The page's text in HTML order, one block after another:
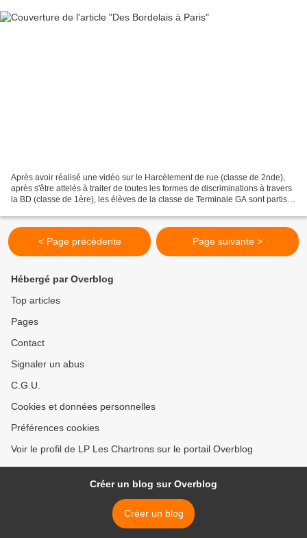
Après avoir réalisé une vidéo sur le Harcèlement de rue (classe de 2nde),
après s'être attelés à traiter de toutes les formes de discriminations à travers
la BD (classe de 1ère), les élèves de la classe de Terminale GA sont partis à
< Page précédente Page suivante >
Hébergé par Overblog
Top articles
Pages
Contact
Signaler un abus
C.G.U.
Cookies et données personnelles
Préférences cookies
Voir le profil de LP Les Chartrons sur le portail Overblog
Créer un blog sur Overblog
Créer un blog